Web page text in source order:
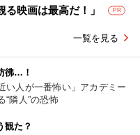
映画は最高だ！」 PR
一覧を見る
彿…！
い人が一番怖い」アカデミー
“隣人”の恐怖
観た？